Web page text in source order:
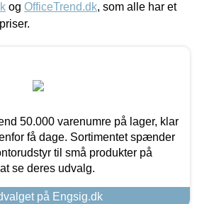
og OfficeTrend.dk, som alle har et
50.000 varenumre på lager, klar
få dage. Sortimentet spænder
til små produkter på
se deres udvalg.
på Engsig.dk